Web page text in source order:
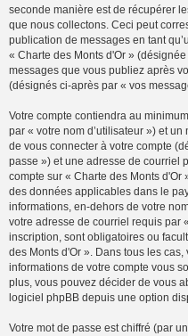
seconde manière est de récupérer
que nous collectons. Ceci peut
publication de messages en tant
« Charte des Monts d'Or »
messages que vous publiez après
(désignés ci-après par « vos
Votre compte contiendra au
par « votre nom d’utilisateur ») et
de vous connecter à votre compte
passe ») et une adresse de courriel
compte sur « Charte des Monts
des données applicables dans le
informations, en-dehors de votre
votre adresse de courriel requis par
inscription, sont obligatoires ou
des Monts d'Or ». Dans tous les
informations de votre compte vous
plus, vous pouvez décider de vous
logiciel phpBB depuis une option
Votre mot de passe est chiffré (par